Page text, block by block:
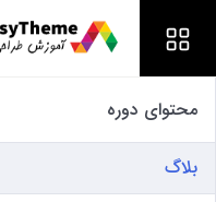
محتوای دوره
بلاگ